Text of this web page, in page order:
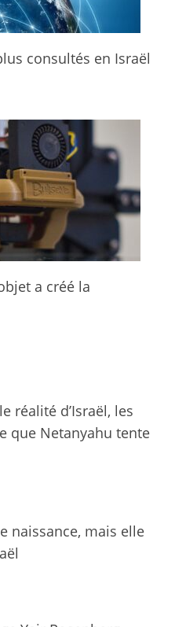
consultés en Israël
a créé la
réalité d’Israël, les
que Netanyahu tente
naissance, mais elle